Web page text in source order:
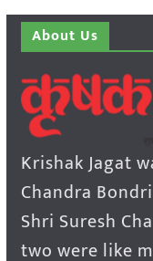
About Us
Krishak Jagat
Chandra
Shri Suresh
two were like